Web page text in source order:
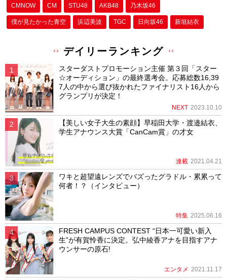
CMNOW CM STU48 AKB48 乃木坂46
僕が⾒たかった⻘空 浜辺美波 TGC 日向坂46 新垣結衣
デイリーランキング
スターダストプロモーション主催 第３回「スター
☆オーディション」の最終選考会。応募総数16,39
7人の中から選び抜かれたファイナリスト16人から
グランプリが決定！
NEXT 2023.10.10
【美しい女子大生の素顔】早稲田大学・渡邉結衣、
学生アナウンス大賞「CanCam賞」の才女
連載 2021.04.21
ワキと超望遠レンズでバズったグラドル・累累って
何者！？（インタビュー）
特集 2025.06.16
FRESH CAMPUS CONTEST “日本一可愛い新入
生”が有賀怜香に決定。弘中綾香アナを目指すアナ
ウンサーの原石!
エンタメ 2021.11.17